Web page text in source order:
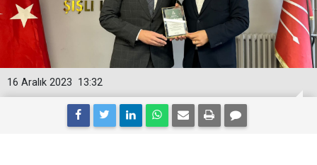
13:32
16 Aralık 2023